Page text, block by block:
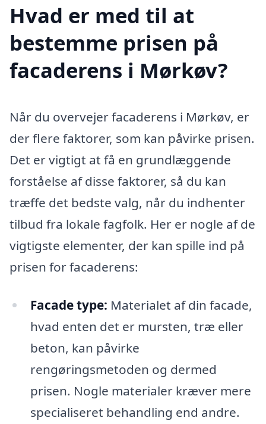
Hvad er med til at
bestemme prisen på
facaderens i Mørkøv?
Når du overvejer facaderens i Mørkøv, er
der flere faktorer, som kan påvirke prisen.
Det er vigtigt at få en grundlæggende
forståelse af disse faktorer, så du kan
træffe det bedste valg, når du indhenter
tilbud fra lokale fagfolk. Her er nogle af de
vigtigste elementer, der kan spille ind på
prisen for facaderens:
Facade type: Materialet af din facade,
hvad enten det er mursten, træ eller
beton, kan påvirke
rengøringsmetoden og dermed
prisen. Nogle materialer kræver mere
specialiseret behandling end andre.